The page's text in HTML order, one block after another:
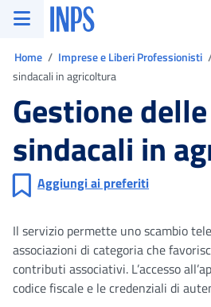
Vai al menu principale
Vai al contenuto principale
Vai al pie' di pagina
INPS ()
Home Imprese e Liberi Professionisti
sindacali in agricoltura
Gestione
sindacali in
Aggiungi ai preferiti
Il servizio permette uno scambio
associazioni di categoria che
contributi associativi. L’accesso
codice fiscale e le credenziali di